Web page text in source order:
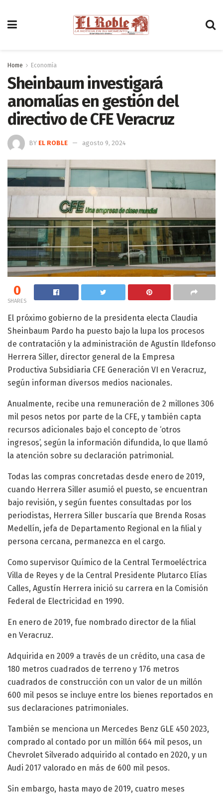
Home Economía
Sheinbaum investigará
anomalías en gestión del
directivo de CFE Veracruz
BY EL ROBLE agosto 9, 2024
0
SHARES
El próximo gobierno de la presidenta electa Claudia
Sheinbaum Pardo ha puesto bajo la lupa los procesos
de contratación y la administración de Agustín Ildefonso
Herrera Siller, director general de la Empresa
Productiva Subsidiaria CFE Generación VI en Veracruz,
según informan diversos medios nacionales.
Anualmente, recibe una remuneración de 2 millones 306
mil pesos netos por parte de la CFE, y también capta
recursos adicionales bajo el concepto de ‘otros
ingresos’, según la información difundida, lo que llamó
la atención sobre su declaración patrimonial.
Todas las compras concretadas desde enero de 2019,
cuando Herrera Siller asumió el puesto, se encuentran
bajo revisión, y según fuentes consultadas por los
periodistas, Herrera Siller buscaría que Brenda Rosas
Medellín, jefa de Departamento Regional en la filial y
persona cercana, permanezca en el cargo.
Como supervisor Químico de la Central Termoeléctrica
Villa de Reyes y de la Central Presidente Plutarco Elías
Calles, Agustín Herrera inició su carrera en la Comisión
Federal de Electricidad en 1990.
En enero de 2019, fue nombrado director de la filial
en Veracruz.
Adquirida en 2009 a través de un crédito, una casa de
180 metros cuadrados de terreno y 176 metros
cuadrados de construcción con un valor de un millón
600 mil pesos se incluye entre los bienes reportados en
sus declaraciones patrimoniales.
También se menciona un Mercedes Benz GLE 450 2023,
comprado al contado por un millón 664 mil pesos, un
Chevrolet Silverado adquirido al contado en 2020, y un
Audi 2017 valorado en más de 600 mil pesos.
Sin embargo, hasta mayo de 2019, cuatro meses